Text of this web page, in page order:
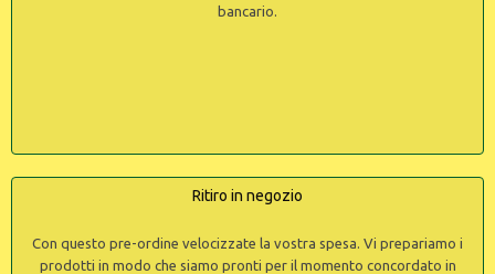
bancario.
Ritiro in negozio
Con questo pre-ordine velocizzate la vostra spesa. Vi prepariamo i
prodotti in modo che siamo pronti per il momento concordato in